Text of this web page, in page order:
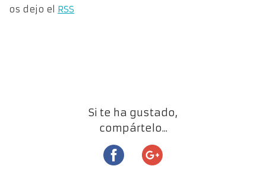
os dejo el RSS
Si te ha gustado,
compártelo...